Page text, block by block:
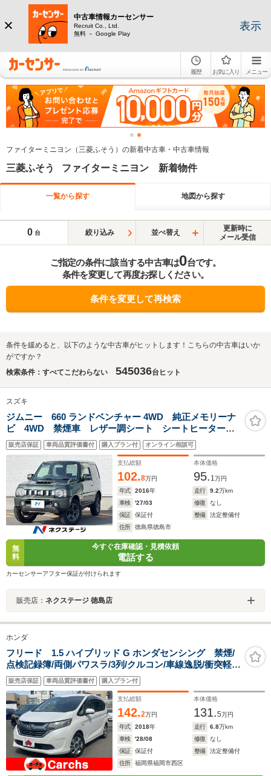
中古車情報カーセンサー
Recruit Co., Ltd.
無料 － Google Play
表示
履歴 お気に入り メニュー
ファイターミニヨン（三菱ふそう）の新着中古車・中古車情報
三菱ふそう ファイターミニヨン 新着物件
一覧から探す 地図から探す
0 台 絞り込み 並べ替え
更新時に
メール受信
ご指定の条件に該当する中古車は0台です。
条件を変更して再度お探しください。
条件を変更して再検索
条件を緩めると、以下のような中古車がヒットします！こちらの中古車はいか
がですか？
検索条件：すべてこだわらない
545036台ヒット
スズキ
ジムニー 660 ランドベンチャー 4WD 純正メモリーナ
ビ 4WD 禁煙車 レザー調シート シートヒーター
ETC CD 地デジ
販売店保証 車両品質評価書付 購入プラン付 オンライン相談可
支払総額
102.8万円
本体価格
95. 1万円
年式
2016年 走行 9.2万km
車検
'27/03 修復
なし
保証
保証付 整備
法定整備付
住所
徳島県徳島市
無
料
今すぐ在庫確認・見積依頼
電話する
カーセンサーアフター保証が付けられます
販売店： ネクステージ 徳島店
ホンダ
フリード 1.5 ハイブリッド G ホンダセンシング 禁煙/
点検記録簿/両側パワスラ/3列/クルコン/車線逸脱/衝突軽
減/Bカメ/ドラレコ/ETC/LED
販売店保証 車両品質評価書付 購入プラン付
支払総額
142.2万円
本体価格
131.5万円
年式
2018年 走行 6.8万km
車検
'28/08 修復
なし
保証
保証付 整備
法定整備付
住所
福岡県福岡市西区